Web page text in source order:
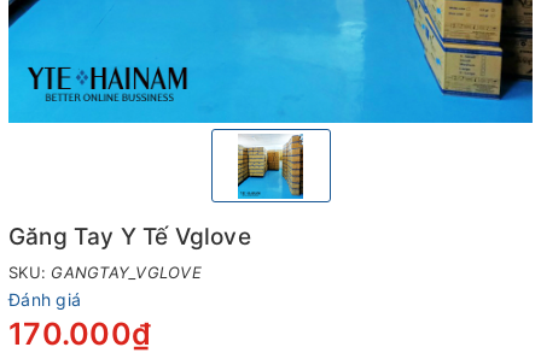
Găng Tay Y Tế Vglove
SKU: GANGTAY_VGLOVE
Đánh giá
170.000₫